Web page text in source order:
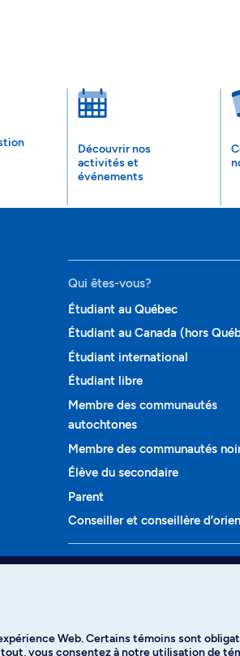
Découvrir nos
activités et
événements
Qui êtes-vous?
Étudiant au Québec
Étudiant au Canada (hors
Étudiant international
Étudiant libre
Membre des communautés
autochtones
Membre des communautés
Élève du secondaire
Parent
Conseiller et conseillère
Programmes et cours
Spotify
Web. Certains témoins sont
vous consentez à notre utilisation de